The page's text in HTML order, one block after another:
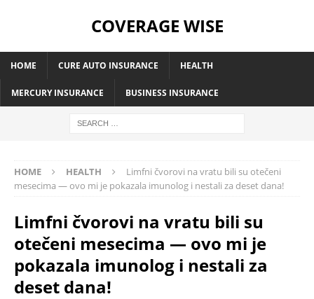
COVERAGE WISE
HOME CURE AUTO INSURANCE HEALTH
MERCURY INSURANCE BUSINESS INSURANCE
HOME HEALTH
Limfni čvorovi na vratu bili su otečeni
mesecima — ovo mi je pokazala imunolog i nestali za deset dana!
Limfni čvorovi na vratu bili su
otečeni mesecima — ovo mi je
pokazala imunolog i nestali za
deset dana!